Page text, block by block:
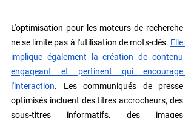
L'optimisation pour les moteurs de recherche
ne se limite pas à l'utilisation de mots-clés. Elle
implique également la création de contenu
engageant et pertinent qui encourage
l'interaction. Les communiqués de presse
optimisés incluent des titres accrocheurs, des
sous-titres informatifs, des images